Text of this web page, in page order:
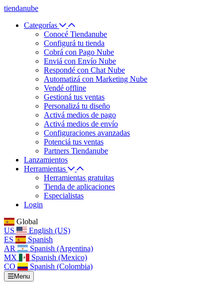
tiendanube
Categorías
Conocé Tiendanube
Configurá tu tienda
Cobrá con Pago Nube
Enviá con Envío Nube
Respondé con Chat Nube
Automatizá con Marketing Nube
Vendé offline
Gestioná tus ventas
Personalizá tu diseño
Activá medios de pago
Activá medios de envío
Configuraciones avanzadas
Potenciá tus ventas
Partners Tiendanube
Lanzamientos
Herramientas
Herramientas gratuitas
Tienda de aplicaciones
Especialistas
Login
Global
US
English (US)
ES
Spanish
AR
Spanish (Argentina)
MX
Spanish (Mexico)
CO
Spanish (Colombia)
Menu